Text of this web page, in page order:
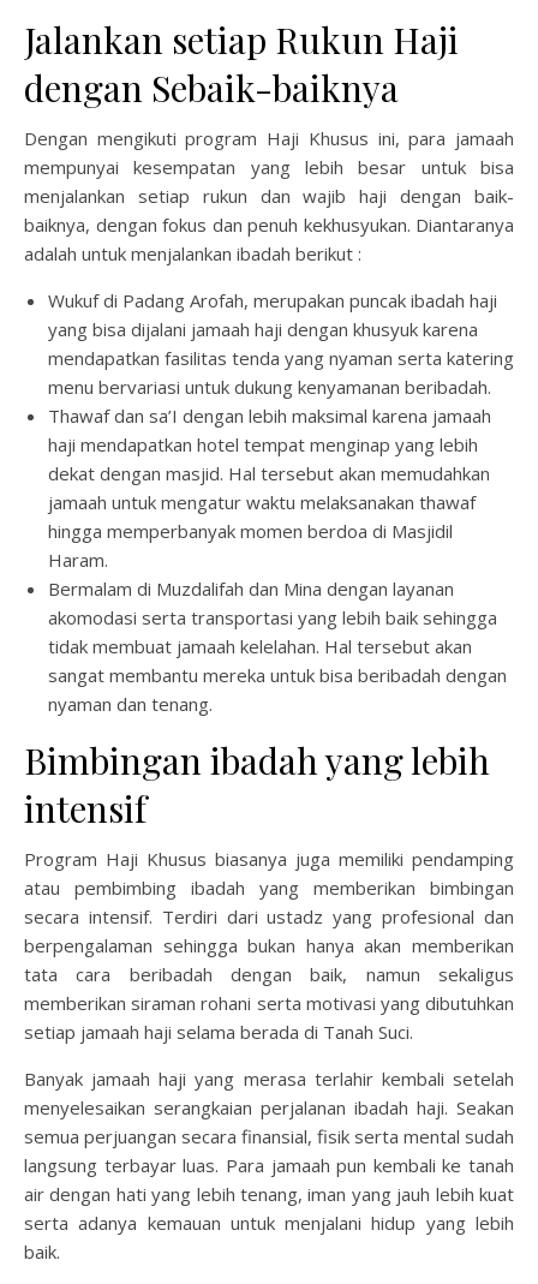
Jalankan setiap Rukun Haji
dengan Sebaik-baiknya
Dengan mengikuti program Haji Khusus ini, para jamaah
mempunyai kesempatan yang lebih besar untuk bisa
menjalankan setiap rukun dan wajib haji dengan baik-
baiknya, dengan fokus dan penuh kekhusyukan. Diantaranya
adalah untuk menjalankan ibadah berikut :
Wukuf di Padang Arofah, merupakan puncak ibadah haji
yang bisa dijalani jamaah haji dengan khusyuk karena
mendapatkan fasilitas tenda yang nyaman serta katering
menu bervariasi untuk dukung kenyamanan beribadah.
Thawaf dan sa’I dengan lebih maksimal karena jamaah
haji mendapatkan hotel tempat menginap yang lebih
dekat dengan masjid. Hal tersebut akan memudahkan
jamaah untuk mengatur waktu melaksanakan thawaf
hingga memperbanyak momen berdoa di Masjidil
Haram.
Bermalam di Muzdalifah dan Mina dengan layanan
akomodasi serta transportasi yang lebih baik sehingga
tidak membuat jamaah kelelahan. Hal tersebut akan
sangat membantu mereka untuk bisa beribadah dengan
nyaman dan tenang.
Bimbingan ibadah yang lebih
intensif
Program Haji Khusus biasanya juga memiliki pendamping
atau pembimbing ibadah yang memberikan bimbingan
secara intensif. Terdiri dari ustadz yang profesional dan
berpengalaman sehingga bukan hanya akan memberikan
tata cara beribadah dengan baik, namun sekaligus
memberikan siraman rohani serta motivasi yang dibutuhkan
setiap jamaah haji selama berada di Tanah Suci.
Banyak jamaah haji yang merasa terlahir kembali setelah
menyelesaikan serangkaian perjalanan ibadah haji. Seakan
semua perjuangan secara finansial, fisik serta mental sudah
langsung terbayar luas. Para jamaah pun kembali ke tanah
air dengan hati yang lebih tenang, iman yang jauh lebih kuat
serta adanya kemauan untuk menjalani hidup yang lebih
baik.